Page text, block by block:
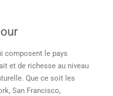
composent le pays
et de richesse au niveau
Que ce soit les
San Francisco,